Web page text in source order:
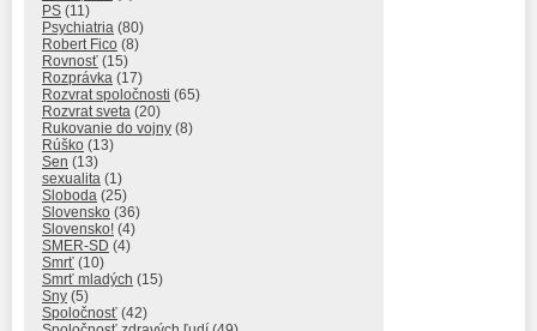
PS (11)
Psychiatria (80)
Robert Fico (8)
Rovnosť (15)
Rozprávka (17)
Rozvrat spoločnosti (65)
Rozvrat sveta (20)
Rukovanie do vojny (8)
Rúško (13)
Sen (13)
sexualita (1)
Sloboda (25)
Slovensko (36)
Slovensko! (4)
SMER-SD (4)
Smrť (10)
Smrť mladých (15)
Sny (5)
Spoločnosť (42)